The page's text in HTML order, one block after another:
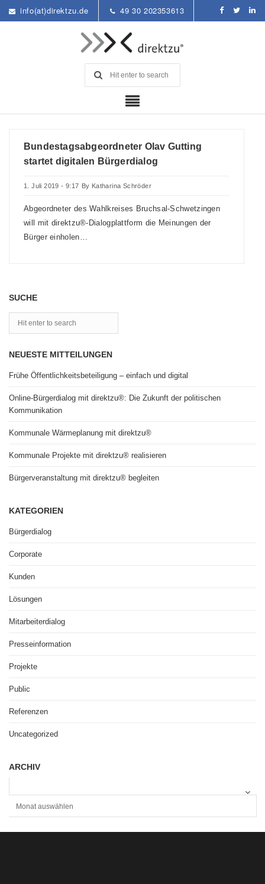
info(at)direktzu.de 49 30 202353613
Bundestagsabgeordneter Olav Gutting
startet digitalen Bürgerdialog
1. Juli 2019 - 9:17 By Katharina Schröder
Abgeordneter des Wahlkreises Bruchsal-Schwetzingen
will mit direktzu®-Dialogplattform die Meinungen der
Bürger einholen …
SUCHE
NEUESTE MITTEILUNGEN
Frühe Öffentlichkeitsbeteiligung – einfach und digital
Online-Bürgerdialog mit direktzu®: Die Zukunft der politischen
Kommunikation
Kommunale Wärmeplanung mit direktzu®
Kommunale Projekte mit direktzu® realisieren
Bürgerveranstaltung mit direktzu® begleiten
KATEGORIEN
Bürgerdialog
Corporate
Kunden
Lösungen
Mitarbeiterdialog
Presseinformation
Projekte
Public
Referenzen
Uncategorized
ARCHIV
C
H